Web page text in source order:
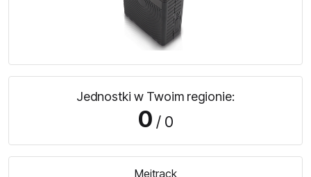
Jednostki w Twoim regionie:
0 / 0
Meitrack